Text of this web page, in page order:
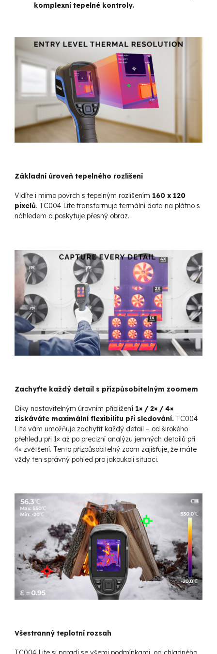
komplexní tepelné kontroly.
Základní úroveň tepelného rozlišení
Vidíte i mimo povrch s tepelným rozlišením 160 x 120
pixelů. TC004 Lite transformuje termální data na plátno s
náhledem a poskytuje přesný obraz.
Zachyťte každý detail s přizpůsobitelným zoomem
Díky nastavitelným úrovním přiblížení 1× / 2× / 4×
získáváte maximální flexibilitu při sledování. TC004
Lite vám umožňuje zachytit každý detail – od širokého
přehledu při 1× až po precizní analýzu jemných detailů při
4× zvětšení. Tento přizpůsobitelný zoom zajišťuje, že máte
vždy ten správný pohled pro jakoukoli situaci.
Všestranný teplotní rozsah